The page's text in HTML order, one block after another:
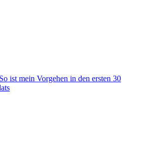
ist mein Vorgehen in den ersten 30